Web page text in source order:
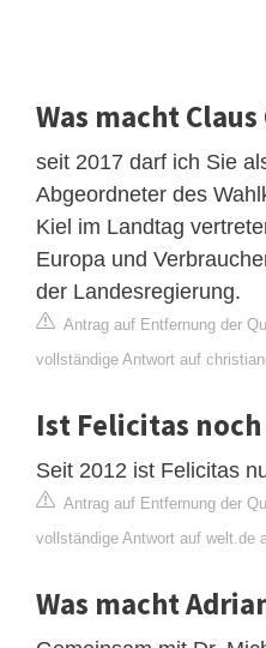
Was macht Claus
seit 2017 darf ich Sie
Abgeordneter des
Kiel im Landtag
Europa und
der Landesregierung.
Antrag auf Entfernung der
vollständige Antwort auf
Ist Felicitas
Seit 2012 ist Felicitas
Antrag auf Entfernung der
vollständige Antwort auf welt.de
Was macht